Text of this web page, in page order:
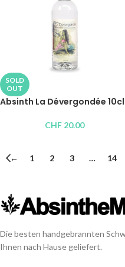
SOLD
OUT
Absinth La Dévergondée 10cl
CHF 20.00
← 1 2 3 … 14
Die besten handgebrannten
Ihnen nach Hause geliefert.